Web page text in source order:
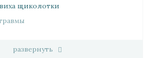
щиколотки
развернуть